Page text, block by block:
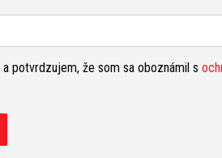
s
a
a
a potvrdzujem, že som sa oboznámil s